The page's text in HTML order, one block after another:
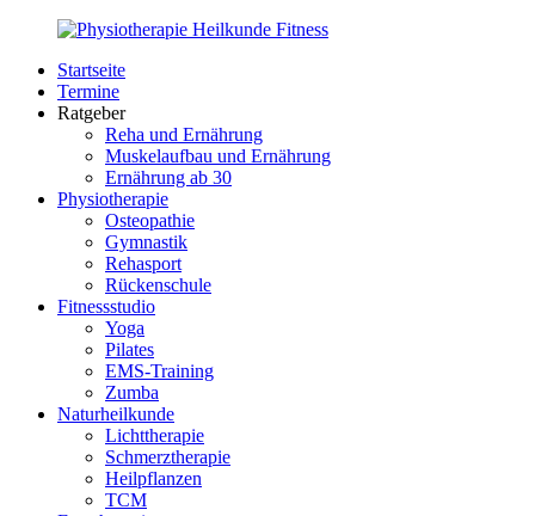
Zurück
Inhalt
PhysioMed-
Fit.de
Gesundheit
Startseite
Termine
Ratgeber
Reha und Ernährung
Muskelaufbau und Ernährung
Ernährung ab 30
Physiotherapie
Osteopathie
Gymnastik
Rehasport
Rückenschule
Fitnessstudio
Yoga
Pilates
EMS-Training
Zumba
Naturheilkunde
Lichttherapie
Schmerztherapie
Heilpflanzen
TCM